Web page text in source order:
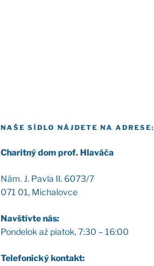
NAŠE SÍDLO NÁJDETE NA ADRESE:
Cha­rit­ný dom prof. Hla­vá­ča
Nám. J. Pav­la II. 6073/7
071 01, Micha­lov­ce
Nav­štív­te nás:
Pon­de­lok až pia­tok, 7:30 – 16:00
Tele­fo­nic­ký kon­takt: